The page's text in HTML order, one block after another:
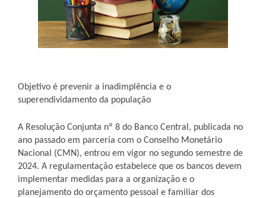
Objetivo é prevenir a inadimplência e o
superendividamento da população
A Resolução Conjunta nº 8 do Banco Central, publicada no
ano passado em parceria com o Conselho Monetário
Nacional (CMN), entrou em vigor no segundo semestre de
2024. A regulamentação estabelece que os bancos devem
implementar medidas para a organização e o
planejamento do orçamento pessoal e familiar dos